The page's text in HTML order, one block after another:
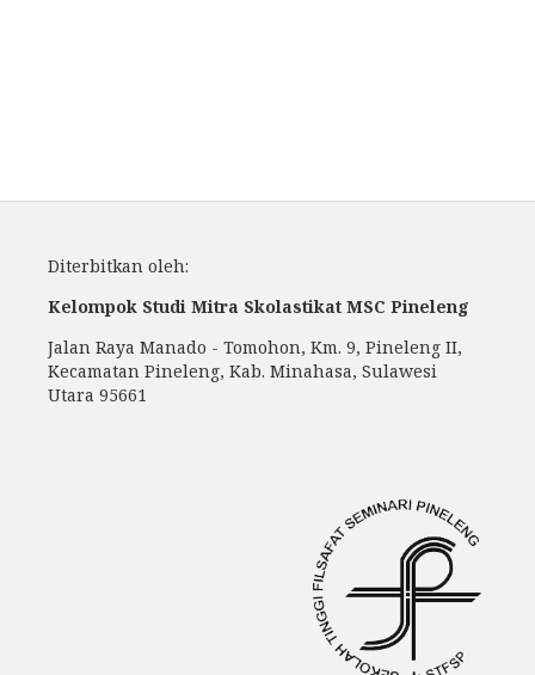
Diterbitkan oleh:
Kelompok Studi Mitra Skolastikat MSC Pineleng
Jalan Raya Manado - Tomohon, Km. 9, Pineleng II,
Kecamatan Pineleng, Kab. Minahasa, Sulawesi
Utara 95661